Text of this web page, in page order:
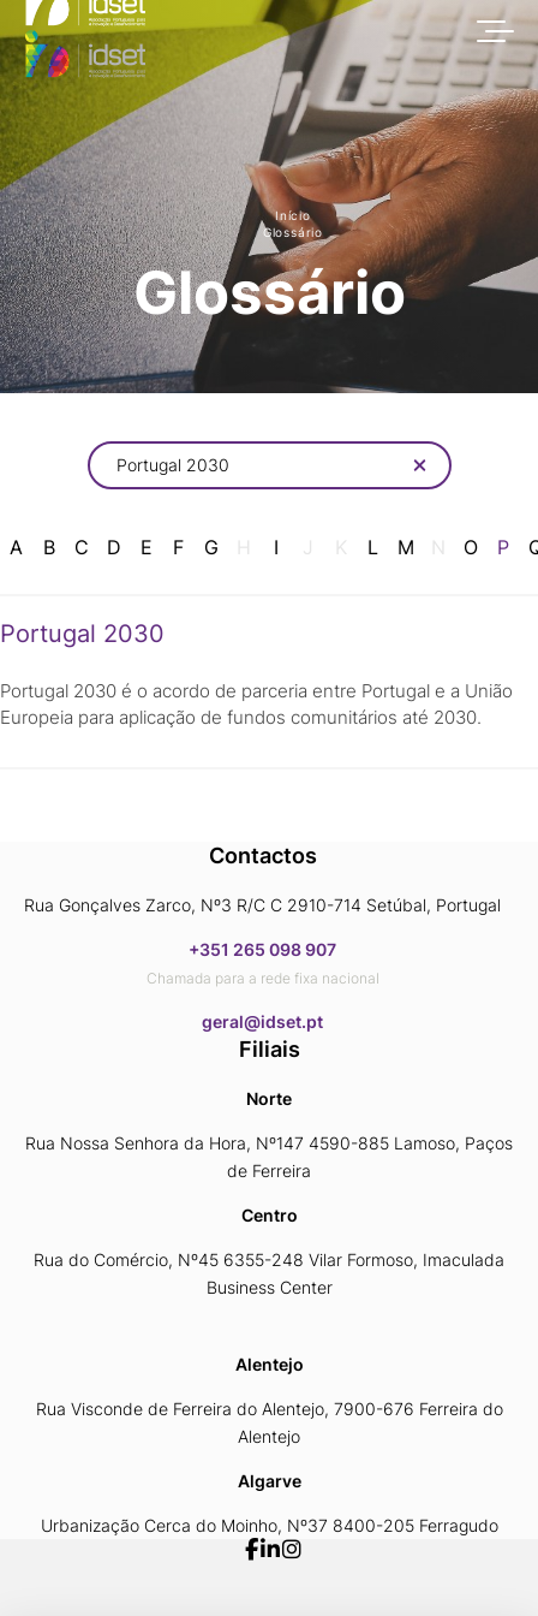
Início
Glossário
Glossário
Portugal 2030
A B C D E F G H I J K L M N O P
Portugal 2030
Portugal 2030 é o acordo de parceria entre Portugal e a União
Europeia para aplicação de fundos comunitários até 2030.
Contactos
Rua Gonçalves Zarco, Nº3 R/C C 2910-714 Setúbal, Portugal
+351 265 098 907
Chamada para a rede fixa nacional
​​​​​​​geral@idset.pt
Filiais
Norte
Rua Nossa Senhora da Hora, Nº147 4590-885 Lamoso, Paços
de Ferreira
Centro
Rua do Comércio, Nº45 6355-248 Vilar Formoso, Imaculada
Business Center
Alentejo
Rua Visconde de Ferreira do Alentejo, 7900-676 Ferreira do
Alentejo
Algarve
Urbanização Cerca do Moinho, Nº37 8400-205 Ferragudo